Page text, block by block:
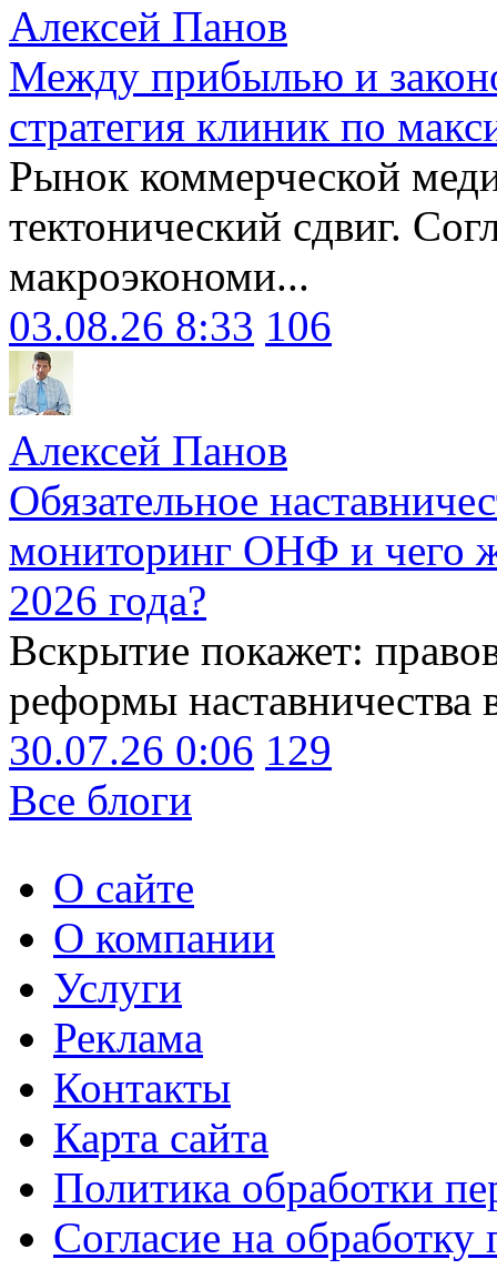
Алексей Панов
Между прибылью и
стратегия клиник по
Рынок коммерческой
тектонический сдвиг.
макроэкономи...
03.08.26 8:33 106
Алексей Панов
Обязательное
мониторинг ОНФ и чего
2026 года?
Вскрытие покажет:
реформы наставничества
30.07.26 0:06 129
Все блоги
О сайте
О компании
Услуги
Реклама
Контакты
Карта сайта
Политика обработки
Согласие на